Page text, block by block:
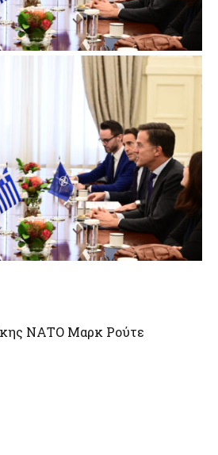
ΝΑΤΟ Μαρκ Ρούτε